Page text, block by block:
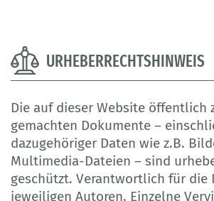
URHEBERRECHTSHINWEIS
Die auf dieser Website öffentlich
gemachten Dokumente –
dazugehöriger Daten wie z.B.
Multimedia-Dateien – sind
geschützt. Verantwortlich für die
jeweiligen Autoren. Einzelne